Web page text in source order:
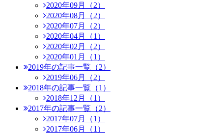
2020年09月（2）
2020年08月（2）
2020年07月（2）
2020年04月（1）
2020年02月（2）
2020年01月（1）
2019年の記事一覧（2）
2019年06月（2）
2018年の記事一覧（1）
2018年12月（1）
2017年の記事一覧（2）
2017年07月（1）
2017年06月（1）